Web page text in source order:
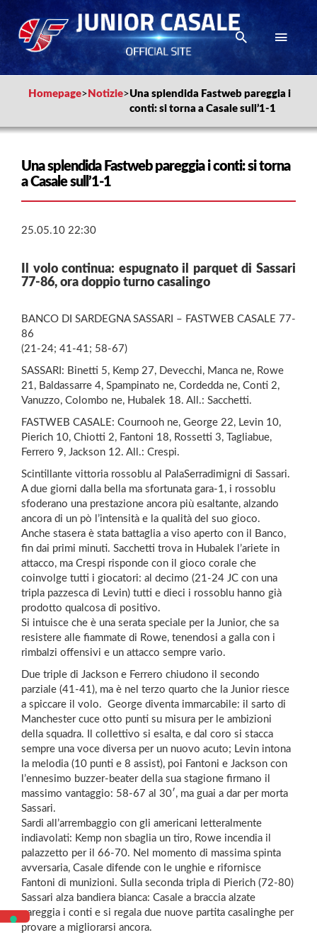
Homepage> Notizie>Una splendida Fastweb pareggia i
conti: si torna a Casale sull’1-1
Una splendida Fastweb pareggia i conti: si torna
a Casale sull’1-1
25.05.10 22:30
Il volo continua: espugnato il parquet di Sassari
77-86, ora doppio turno casalingo
BANCO DI SARDEGNA SASSARI – FASTWEB CASALE 77-
86
(21-24; 41-41; 58-67)
SASSARI: Binetti 5, Kemp 27, Devecchi, Manca ne, Rowe
21, Baldassarre 4, Spampinato ne, Cordedda ne, Conti 2,
Vanuzzo, Colombo ne, Hubalek 18. All.: Sacchetti.
FASTWEB CASALE: Cournooh ne, George 22, Levin 10,
Pierich 10, Chiotti 2, Fantoni 18, Rossetti 3, Tagliabue,
Ferrero 9, Jackson 12. All.: Crespi.
Scintillante vittoria rossoblu al PalaSerradimigni di Sassari.
A due giorni dalla bella ma sfortunata gara-1, i rossoblu
sfoderano una prestazione ancora più esaltante, alzando
ancora di un pò l’intensità e la qualità del suo gioco.
Anche stasera è stata battaglia a viso aperto con il Banco,
fin dai primi minuti. Sacchetti trova in Hubalek l’ariete in
attacco, ma Crespi risponde con il gioco corale che
coinvolge tutti i giocatori: al decimo (21-24 JC con una
tripla pazzesca di Levin) tutti e dieci i rossoblu hanno già
prodotto qualcosa di positivo.
Si intuisce che è una serata speciale per la Junior, che sa
resistere alle fiammate di Rowe, tenendosi a galla con i
rimbalzi offensivi e un attacco sempre vario.
Due triple di Jackson e Ferrero chiudono il secondo
parziale (41-41), ma è nel terzo quarto che la Junior riesce
a spiccare il volo. George diventa immarcabile: il sarto di
Manchester cuce otto punti su misura per le ambizioni
della squadra. Il collettivo si esalta, e dal coro si stacca
sempre una voce diversa per un nuovo acuto; Levin intona
la melodia (10 punti e 8 assist), poi Fantoni e Jackson con
l’ennesimo buzzer-beater della sua stagione firmano il
massimo vantaggio: 58-67 al 30′, ma guai a dar per morta
Sassari.
Sardi all’arrembaggio con gli americani letteralmente
indiavolati: Kemp non sbaglia un tiro, Rowe incendia il
palazzetto per il 66-70. Nel momento di massima spinta
avversaria, Casale difende con le unghie e rifornisce
Fantoni di munizioni. Sulla seconda tripla di Pierich (72-80)
Sassari alza bandiera bianca: Casale a braccia alzate
pareggia i conti e si regala due nuove partita casalinghe per
provare a migliorarsi ancora.